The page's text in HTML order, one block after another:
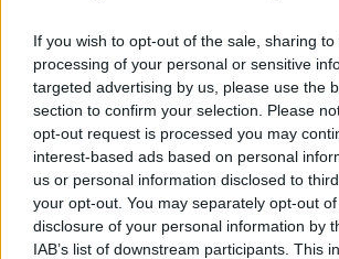
If you wish to opt-out of the sale, sharing
processing of your personal or sensitive
targeted advertising by us, please use the
section to confirm your selection. Please
opt-out request is processed you may
interest-based ads based on personal
us or personal information disclosed to
your opt-out. You may separately opt-out
disclosure of your personal information by
IAB’s list of downstream participants. This
между Гърция и Кипър
06.08.2026 / 17:06